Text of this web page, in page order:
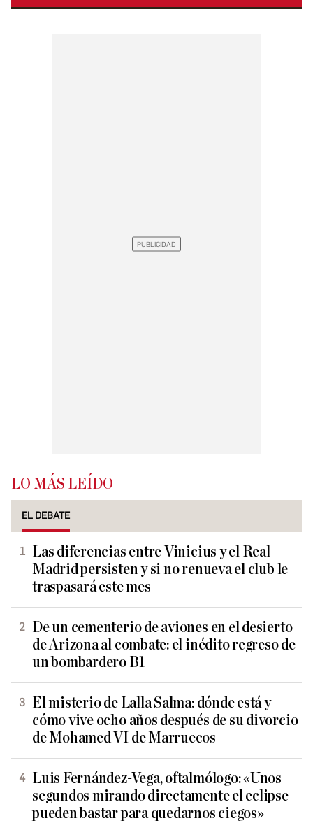
LO MÁS LEÍDO
EL DEBATE
Las diferencias entre Vinicius y el Real
Madrid persisten y si no renueva el club le
traspasará este mes
De un cementerio de aviones en el desierto
de Arizona al combate: el inédito regreso de
un bombardero B1
El misterio de Lalla Salma: dónde está y
cómo vive ocho años después de su divorcio
de Mohamed VI de Marruecos
Luis Fernández-Vega, oftalmólogo: «Unos
segundos mirando directamente el eclipse
pueden bastar para quedarnos ciegos»